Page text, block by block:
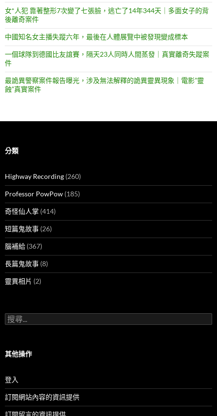
女*人犯 靠著整形7次變了七張臉，逃亡了14年344天｜多面女子的背
後離奇案件
中國知名女主播失蹤六年，最後在人體展覽中被發現變成標本
一個球隊到德國比友誼賽，隔天23人同時人間蒸發｜真實離奇失蹤案
件
最詭異警察案件報告曝光，涉及無法解釋的詭異靈異現象｜電影”靈
蝕”真實案件
分類
Highway Recording (260)
Professor PowPow (185)
奇怪仙人掌 (414)
短篇鬼故事 (26)
腦補給 (367)
長篇鬼故事 (8)
靈異相片 (2)
搜
尋
字:
其他操作
登入
訂閱網站內容的資訊提供